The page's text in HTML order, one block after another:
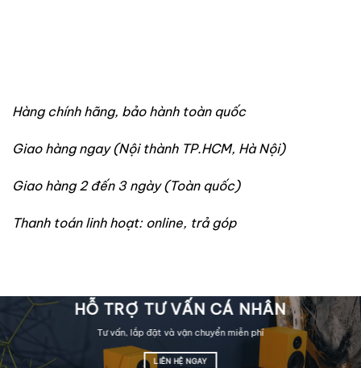
Hàng chính hãng, bảo hành toàn quốc
Giao hàng ngay (Nội thành TP.HCM, Hà Nội)
Giao hàng 2 đến 3 ngày (Toàn quốc)
Thanh toán linh hoạt: online, trả góp
HỖ TRỢ TƯ VẤN CÁ NHÂN
Tư vấn, lắp đặt và vận chuyển miễn phí
LIÊN HỆ NGAY